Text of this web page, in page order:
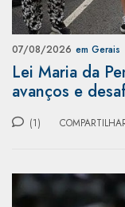
07/08/2026 em Gerais
Lei Maria da
avanços e
(1)